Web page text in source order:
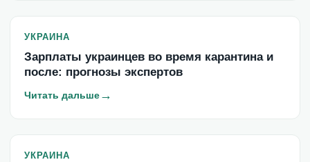
УКРАИНА
Зарплаты украинцев во время карантина и
после: прогнозы экспертов
Читать дальше→
УКРАИНА